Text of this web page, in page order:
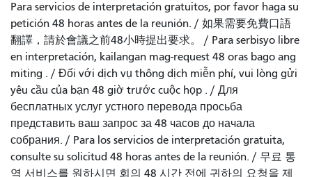
Para servicios de interpretación gratuitos, por favor haga su
petición 48 horas antes de la reunión. / 如果需要免費口語
翻譯，請於會議之前48小時提出要求。 / Para serbisyo libre
en interpretación, kailangan mag-request 48 oras bago ang
miting . / Đối với dịch vụ thông dịch miễn phí, vui lòng gửi
yêu cầu của bạn 48 giờ trước cuộc họp . / Для
бесплатных услуг устного перевода просьба
представить ваш запрос за 48 часов до начала
собрания. / Para los servicios de interpretación gratuita,
consulte su solicitud 48 horas antes de la reunión. / 무료 통
역 서비스를 원하시면 회의 48 시간 전에 귀하의 요청을 제